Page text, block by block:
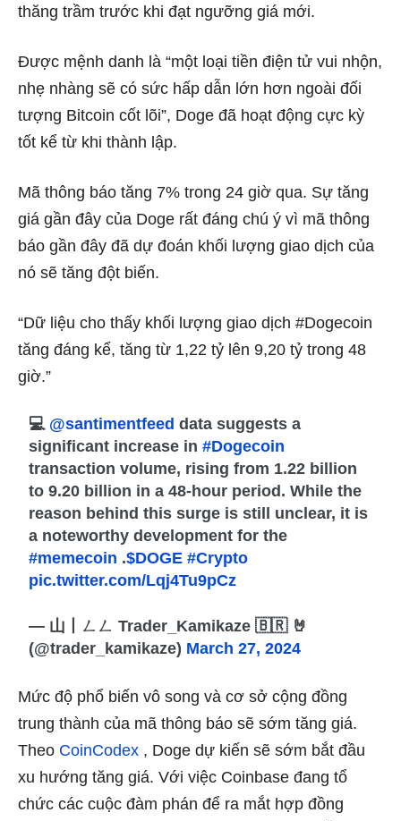
thăng trầm trước khi đạt ngưỡng giá mới.
Được mệnh danh là “một loại tiền điện tử vui nhộn,
nhẹ nhàng sẽ có sức hấp dẫn lớn hơn ngoài đối
tượng Bitcoin cốt lõi”, Doge đã hoạt động cực kỳ
tốt kể từ khi thành lập.
Mã thông báo tăng 7% trong 24 giờ qua. Sự tăng
giá gần đây của Doge rất đáng chú ý vì mã thông
báo gần đây đã dự đoán khối lượng giao dịch của
nó sẽ tăng đột biến.
“Dữ liệu cho thấy khối lượng giao dịch #Dogecoin
tăng đáng kể, tăng từ 1,22 tỷ lên 9,20 tỷ trong 48
giờ.”
💻 @santimentfeed data suggests a
significant increase in#Dogecoin
transaction volume, rising from 1.22 billion
to 9.20 billion in a 48-hour period. While the
reason behind this surge is still unclear, it is
a noteworthy development for the
#memecoin .$DOGE #Crypto
pic.twitter.com/Lqj4Tu9pCz
— 山丨ㄥㄥ Trader_Kamikaze 🇧🇷 🤘
(@trader_kamikaze) March 27, 2024
Mức độ phổ biến vô song và cơ sở cộng đồng
trung thành của mã thông báo sẽ sớm tăng giá.
Theo CoinCodex , Doge dự kiến ​​​​sẽ sớm bắt đầu
xu hướng tăng giá. Với việc Coinbase đang tổ
chức các cuộc đàm phán để ra mắt hợp đồng